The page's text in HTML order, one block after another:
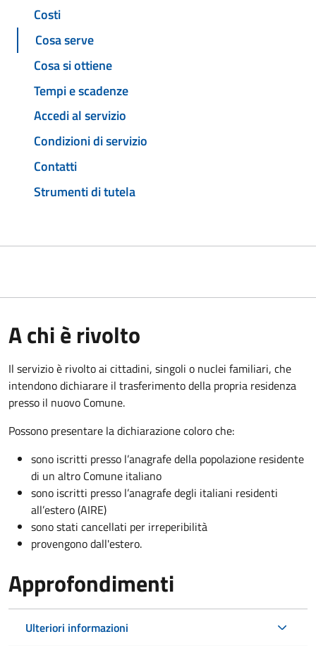
Costi
Cosa serve
Cosa si ottiene
Tempi e scadenze
Accedi al servizio
Condizioni di servizio
Contatti
Strumenti di tutela
A chi è rivolto
Il servizio è rivolto ai cittadini, singoli o nuclei familiari, che
intendono dichiarare il trasferimento della propria residenza
presso il nuovo Comune.
Possono presentare la dichiarazione coloroche:
sono iscritti presso l’anagrafe della popolazione residente
di un altro Comune italiano
sono iscritti presso l’anagrafe degli italiani residenti
all’estero (AIRE)
sono stati cancellati per irreperibilità
provengono dall'estero.
Approfondimenti
Ulteriori informazioni